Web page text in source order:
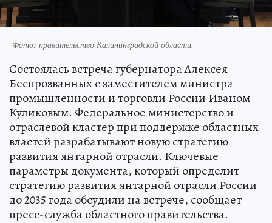
.
Фото: правительство Калининградской области.
Состоялась встреча губернатора Алексея
Беспрозванных с заместителем министра
промышленности и торговли России Иваном
Куликовым. Федеральное министерство и
отраслевой кластер при поддержке областных
властей разрабатывают новую стратегию
развития янтарной отрасли. Ключевые
параметры документа, который определит
стратегию развития янтарной отрасли России
до 2035 года обсудили на встрече, сообщает
пресс-служба областного правительства.